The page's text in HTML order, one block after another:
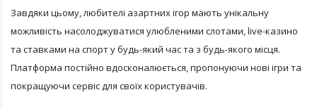
Завдяки цьому, любителі азартних ігор мають унікальну
можливість насолоджуватися улюбленими слотами, live-казино
та ставками на спорт у будь-який час та з будь-якого місця.
Платформа постійно вдосконалюється, пропонуючи нові ігри та
покращуючи сервіс для своїх користувачів.